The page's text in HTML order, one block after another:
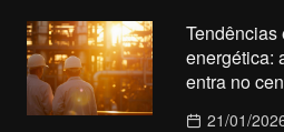
energética:
entra no
21/01/